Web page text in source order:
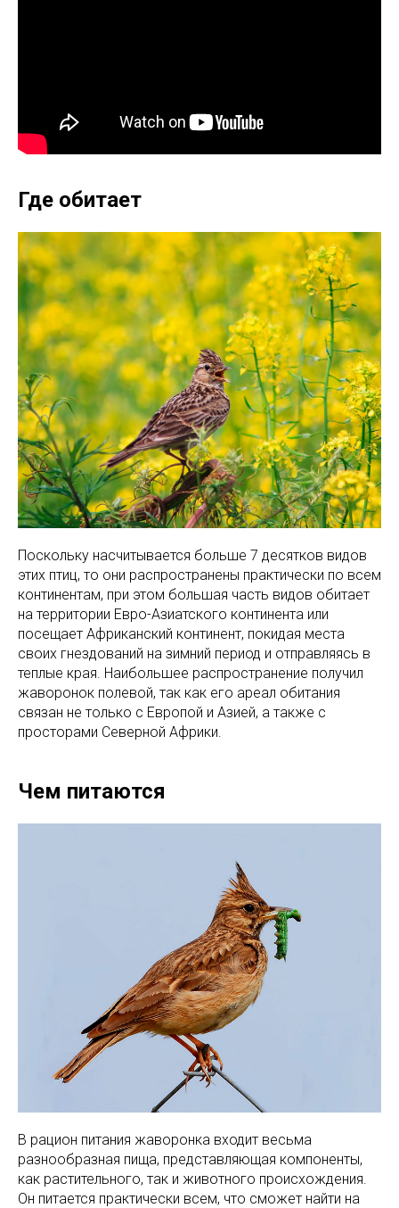
Где обитает
Поскольку насчитывается больше 7 десятков видов
этих птиц, то они распространены практически по всем
континентам, при этом большая часть видов обитает
на территории Евро-Азиатского континента или
посещает Африканский континент, покидая места
своих гнездований на зимний период и отправляясь в
теплые края. Наибольшее распространение получил
жаворонок полевой, так как его ареал обитания
связан не только с Европой и Азией, а также с
просторами Северной Африки.
Чем питаются
В рацион питания жаворонка входит весьма
разнообразная пища, представляющая компоненты,
как растительного, так и животного происхождения.
Он питается практически всем, что сможет найти на